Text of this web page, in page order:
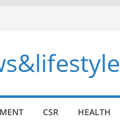
CSR HEALTH